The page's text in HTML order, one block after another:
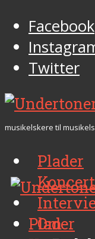
Facebook
Twitter
musikelskere til
Plader
Om
Plader